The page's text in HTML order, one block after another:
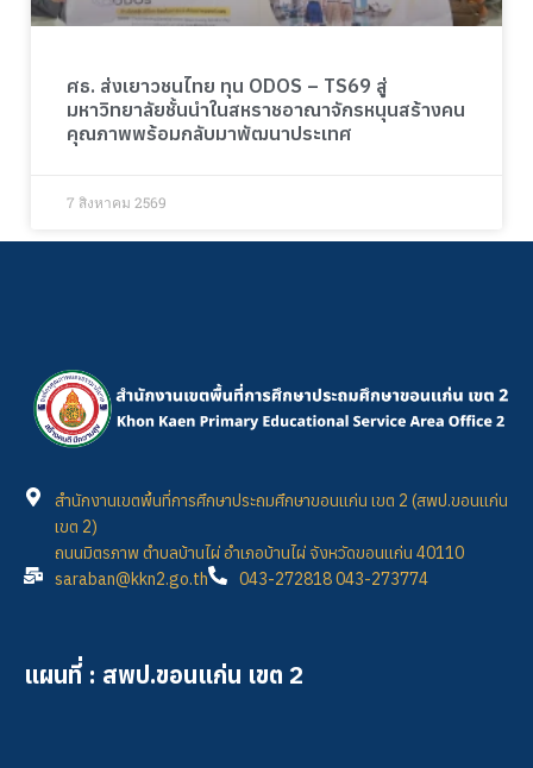
ศธ. ส่งเยาวชนไทย ทุน ODOS – TS69 สู่
มหาวิทยาลัยชั้นนำในสหราชอาณาจักรหนุนสร้างคน
คุณภาพพร้อมกลับมาพัฒนาประเทศ
7 สิงหาคม 2569
สำนักงานเขตพื้นที่การศึกษาประถมศึกษาขอนแก่น เขต 2 (สพป.ขอนแก่น
เขต 2)
ถนนมิตรภาพ ตำบลบ้านไผ่ อำเภอบ้านไผ่ จังหวัดขอนแก่น 40110
saraban@kkn2.go.th
043-272818 043-273774
แผนที่ : สพป.ขอนแก่น เขต 2